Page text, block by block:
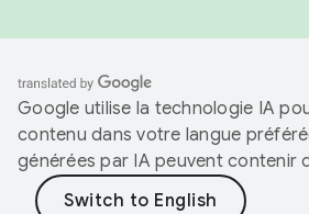
Google utilise la technologie IA
contenu dans votre langue
générées par IA peuvent contenir